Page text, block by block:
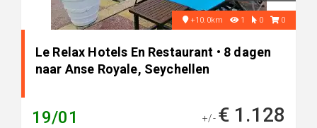
+10.0km 1 0 0
Le Relax Hotels En Restaurant • 8 dagen
naar Anse Royale, Seychellen
19/01 +/- € 1.128